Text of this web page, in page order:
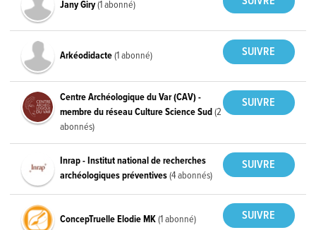
Jany Giry(1 abonné)
Arkéodidacte(1 abonné)
Centre Archéologique du Var (CAV) -
membre du réseau Culture Science Sud(2
abonnés)
Inrap - Institut national de recherches
archéologiques préventives(4 abonnés)
ConcepTruelle Elodie MK(1 abonné)